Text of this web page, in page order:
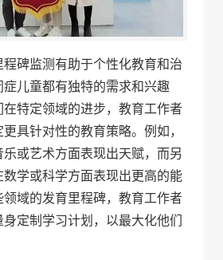
碑监测有助于个性化教育和治
儿童都有独特的需求和兴趣
在特定领域的进步，教育工作者
具针对性的教育策略。例如，
或艺术方面表现出天赋，而另
学或科学方面表现出更高的能
域的发育里程碑，教育工作者
定制学习计划，以最大化他们